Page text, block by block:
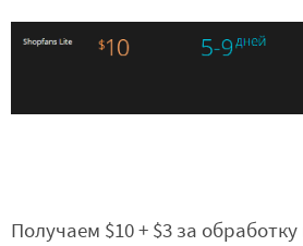
Получаем $10 + $3 за